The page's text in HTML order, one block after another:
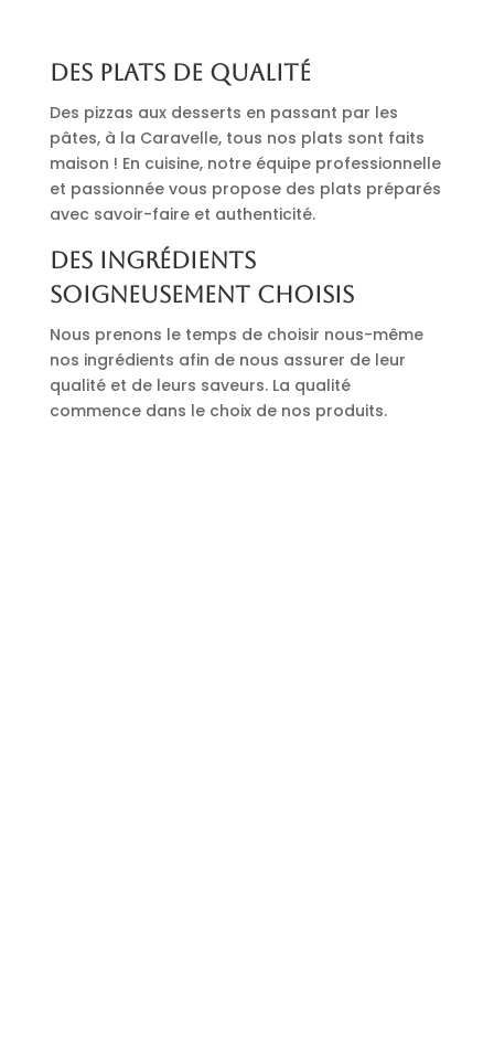
Des plats de qualité
Des pizzas aux desserts en passant par les
pâtes, à la Caravelle, tous nos plats sont faits
maison ! En cuisine, notre équipe professionnelle
et passionnée vous propose des plats préparés
avec savoir-faire et authenticité.
Des ingrédients
soigneusement choisis
Nous prenons le temps de choisir nous-même
nos ingrédients afin de nous assurer de leur
qualité et de leurs saveurs. La qualité
commence dans le choix de nos produits.